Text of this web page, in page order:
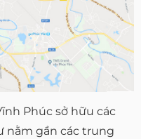
Phúc sở hữu các
nằm gần các trung